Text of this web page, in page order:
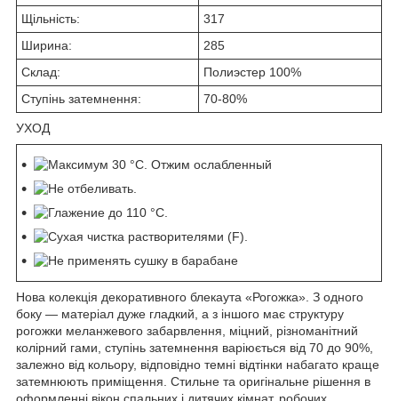
Щільність:
317
Ширина:
285
Склад:
Полиэстер 100%
Ступінь затемнення:
70-80%
УХОД
Нова колекція декоративного блекаута «Рогожка». З одного
боку — матеріал дуже гладкий, а з іншого має структуру
рогожки меланжевого забарвлення, міцний, різноманітний
колірний гами, ступінь затемнення варіюється від 70 до 90%,
залежно від кольору, відповідно темні відтінки набагато краще
затемнюють приміщення. Стильне та оригінальне рішення в
оформленні вікон спальних і дитячих кімнат, робочих